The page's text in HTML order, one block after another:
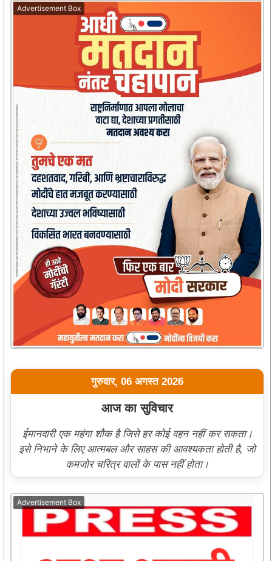
Advertisement Box
गुरुवार, 06 अगस्त 2026
आज का सुविचार
ईमानदारी एक महंगा शौक है जिसे हर कोई वहन नहीं कर सकता।
इसे निभाने के लिए आत्मबल और साहस की आवश्यकता होती है, जो
कमजोर चरित्र वालों के पास नहीं होता।
Advertisement Box